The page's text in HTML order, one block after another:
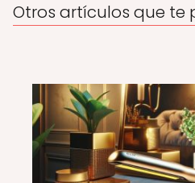
Otros artículos que te